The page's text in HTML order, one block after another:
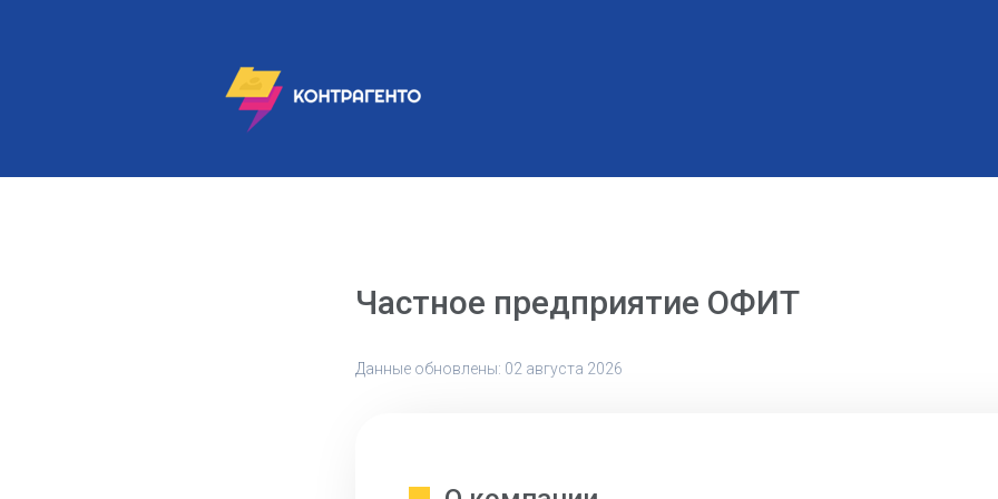
Частное предприятие ОФИТ
Данные обновлены: 02 августа 2026